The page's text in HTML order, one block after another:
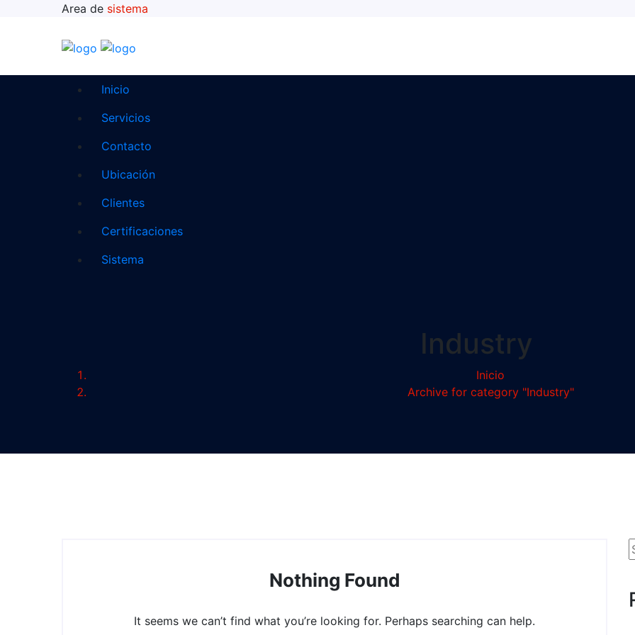
Area de sistema
Inicio
Servicios
Contacto
Ubicación
Clientes
Certificaciones
Sistema
Industry
Inicio
Archive for category "Industry"
Nothing Found
It seems we can’t find what you’re looking for. Perhaps searching can help.